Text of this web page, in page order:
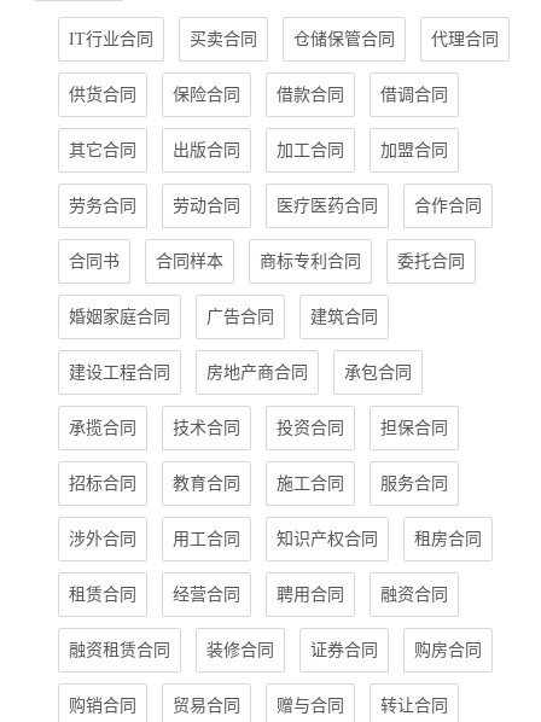
IT行业合同 买卖合同 仓储保管合同 代理合同
供货合同 保险合同 借款合同 借调合同
其它合同 出版合同 加工合同 加盟合同
劳务合同 劳动合同 医疗医药合同 合作合同
合同书 合同样本 商标专利合同 委托合同
婚姻家庭合同 广告合同 建筑合同
建设工程合同 房地产商合同 承包合同
承揽合同 技术合同 投资合同 担保合同
招标合同 教育合同 施工合同 服务合同
涉外合同 用工合同 知识产权合同 租房合同
租赁合同 经营合同 聘用合同 融资合同
融资租赁合同 装修合同 证券合同 购房合同
购销合同 贸易合同 赠与合同 转让合同